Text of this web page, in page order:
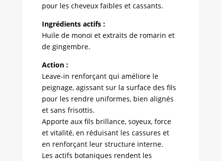
pour les cheveux faibles et cassants.
Ingrédients actifs :
Huile de monoï et extraits de romarin et
de gingembre.
Action :
Leave-in renforçant qui améliore le
peignage, agissant sur la surface des fils
pour les rendre uniformes, bien alignés
et sans frisottis.
Apporte aux fils brillance, soyeux, force
et vitalité, en réduisant les cassures et
en renforçant leur structure interne.
Les actifs botaniques rendent les